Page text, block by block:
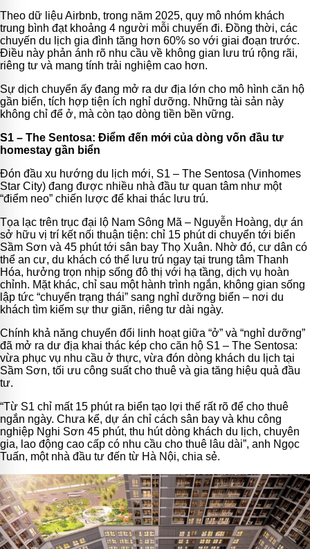
Theo dữ liệu Airbnb, trong năm 2025, quy mô nhóm khách
trung bình đạt khoảng 4 người mỗi chuyến đi. Đồng thời, các
chuyến du lịch gia đình tăng hơn 60% so với giai đoạn trước.
Điều này phản ánh rõ nhu cầu về không gian lưu trú rộng rãi,
riêng tư và mang tính trải nghiệm cao hơn.
Sự dịch chuyển ấy đang mở ra dư địa lớn cho mô hình căn hộ
gần biển, tích hợp tiện ích nghỉ dưỡng. Những tài sản này
không chỉ để ở, mà còn tạo dòng tiền bền vững.
S1 – The Sentosa: Điểm đến mới của dòng vốn đầu tư
homestay gần biển
Đón đầu xu hướng du lịch mới, S1 – The Sentosa (Vinhomes
Star City) đang được nhiều nhà đầu tư quan tâm như một
“điểm neo” chiến lược để khai thác lưu trú.
Tọa lạc trên trục đại lộ Nam Sông Mã – Nguyễn Hoàng, dự án
sở hữu vị trí kết nối thuận tiện: chỉ 15 phút di chuyển tới biển
Sầm Sơn và 45 phút tới sân bay Thọ Xuân. Nhờ đó, cư dân có
thể an cư, du khách có thể lưu trú ngay tại trung tâm Thanh
Hóa, hưởng trọn nhịp sống đô thị với hạ tầng, dịch vụ hoàn
chỉnh. Mặt khác, chỉ sau một hành trình ngắn, không gian sống
lập tức “chuyển trạng thái” sang nghỉ dưỡng biển – nơi du
khách tìm kiếm sự thư giãn, riêng tư dài ngày.
Chính khả năng chuyển đổi linh hoạt giữa “ở” và “nghỉ dưỡng”
đã mở ra dư địa khai thác kép cho căn hộ S1 – The Sentosa:
vừa phục vụ nhu cầu ở thực, vừa đón dòng khách du lịch tại
Sầm Sơn, tối ưu công suất cho thuê và gia tăng hiệu quả đầu
tư.
“Từ S1 chỉ mất 15 phút ra biển tạo lợi thế rất rõ để cho thuê
ngắn ngày. Chưa kể, dự án chỉ cách sân bay và khu công
nghiệp Nghi Sơn 45 phút, thu hút dòng khách du lịch, chuyên
gia, lao động cao cấp có nhu cầu cho thuê lâu dài”, anh Ngọc
Tuấn, một nhà đầu tư đến từ Hà Nội, chia sẻ.